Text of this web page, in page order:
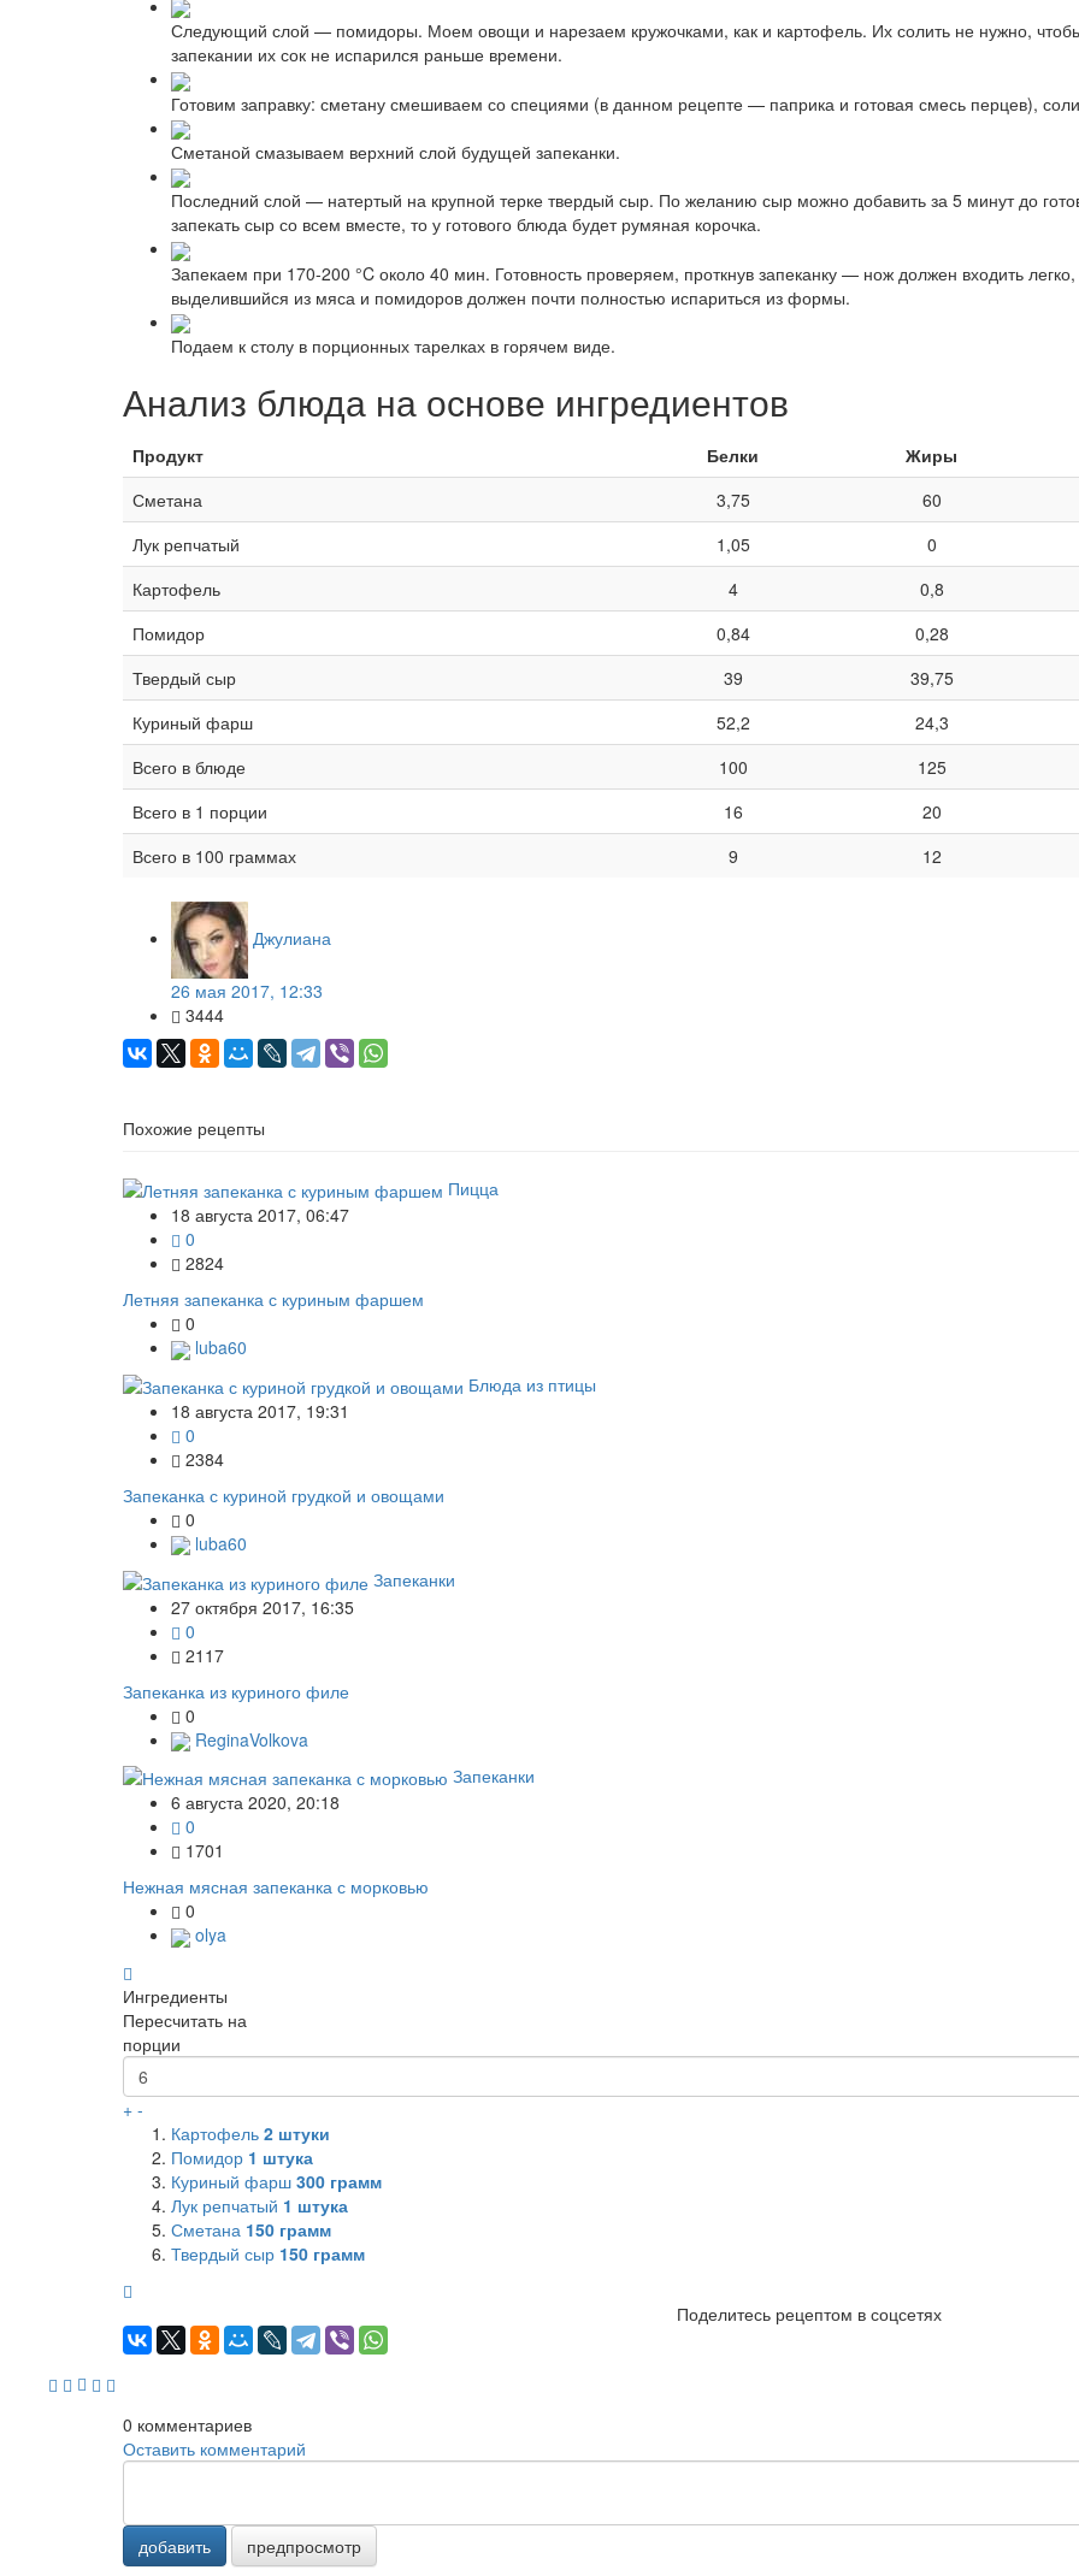
Следующий слой — помидоры. Моем овощи и нарезаем кружочками, как и картофель. Их солить не нужно,
запекании их сок не испарился раньше времени.
Готовим заправку: сметану смешиваем со специями (в данном рецепте — паприка и готовая смесь перцев),
Сметаной смазываем верхний слой будущей запеканки.
Последний слой — натертый на крупной терке твердый сыр. По желанию сыр можно добавить за 5 минут до
запекать сыр со всем вместе, то у готового блюда будет румяная корочка.
Запекаем при 170-200 °C около 40 мин. Готовность проверяем, проткнув запеканку — нож должен входить
выделившийся из мяса и помидоров должен почти полностью испариться из формы.
Подаем к столу в порционных тарелках в горячем виде.
Анализ блюда на основе ингредиентов
Продукт Белки
Жиры
Сметана
3,75
60
Лук репчатый
1,05
0
Картофель
4
0,8
Помидор
0,84
0,28
Твердый сыр
39
39,75
Куриный фарш
52,2
24,3
Всего в блюде
100
125
Всего в 1 порции
16
20
Всего в 100 граммах
9 12
Джулиана
26 мая 2017, 12:33
3444
Похожие рецепты
Пицца
18 августа 2017, 06:47
0
2824
Летняя запеканка с куриным фаршем
0
luba60
Блюда из птицы
18 августа 2017, 19:31
0
2384
Запеканка с куриной грудкой и овощами
0
luba60
Запеканки
27 октября 2017, 16:35
0
2117
Запеканка из куриного филе
0
ReginaVolkova
Запеканки
6 августа 2020, 20:18
0
1701
Нежная мясная запеканка с морковью
0
olya
Ингредиенты
Пересчитать на
порции
+ -
Картофель 2 штуки
Помидор 1 штука
Куриный фарш 300 грамм
Лук репчатый 1 штука
Сметана 150 грамм
Твердый сыр 150 грамм
Поделитесь рецептом в соцсетях
0 комментариев
Оставить комментарий
добавить предпросмотр